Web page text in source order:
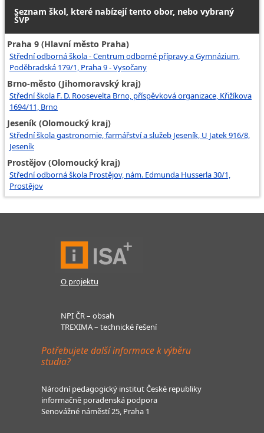
Seznam škol, které nabízejí tento obor, nebo vybraný
ŠVP
Praha 9 (Hlavní město Praha)
Střední odborná škola - Centrum odborné přípravy a Gymnázium,
Poděbradská 179/1, Praha 9 - Vysočany
Brno-město (Jihomoravský kraj)
Střední škola F. D. Roosevelta Brno, příspěvková organizace, Křižíkova
1694/11, Brno
Jeseník (Olomoucký kraj)
Střední škola gastronomie, farmářství a služeb Jeseník, U Jatek 916/8,
Jeseník
Prostějov (Olomoucký kraj)
Střední odborná škola Prostějov, nám. Edmunda Husserla 30/1,
Prostějov
O projektu
NPI ČR – obsah
TREXIMA – technické řešení
Potřebujete další informace k výběru
studia?
Národní pedagogický institut České republiky
informačně poradenská podpora
Senovážné náměstí 25, Praha 1